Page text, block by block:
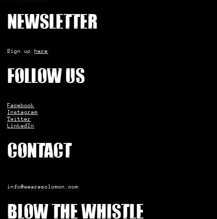
Newsletter
Sign up here
Follow us
Facebook
Instagram
Twitter
LinkedIn
Contact
info@wearesolomon.com
Blow the whistle